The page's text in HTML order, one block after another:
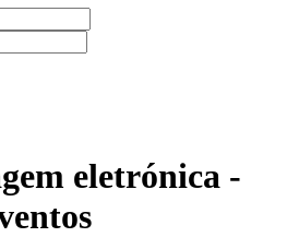
eletrónica -